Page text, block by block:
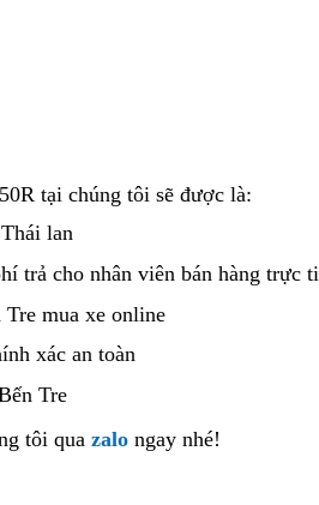
tại chúng tôi sẽ được là:
lan
trả cho nhân viên bán hàng trực
Tre mua xe online
xác an toàn
CBR650R
Tre
tôi lấy
qua zalo ngay nhé!